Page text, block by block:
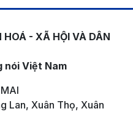
HOÁ - XÃ HỘI VÀ DÂN
nói Việt Nam
Lan, Xuân Thọ, Xuân